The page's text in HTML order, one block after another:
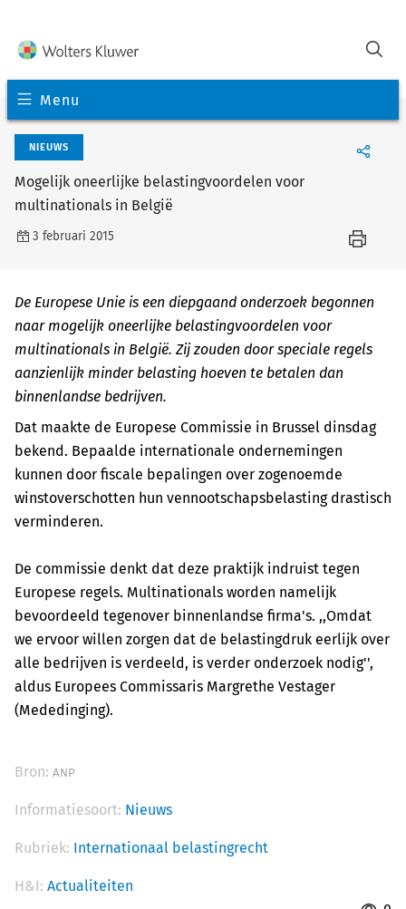
Menu
NIEUWS
Mogelijk oneerlijke belastingvoordelen voor
multinationals in België
3 februari 2015
De Europese Unie is een diepgaand onderzoek begonnen
naar mogelijk oneerlijke belastingvoordelen voor
multinationals in België. Zij zouden door speciale regels
aanzienlijk minder belasting hoeven te betalen dan
binnenlandse bedrijven.
Dat maakte de Europese Commissie in Brussel dinsdag
bekend. Bepaalde internationale ondernemingen
kunnen door fiscale bepalingen over zogenoemde
winstoverschotten hun vennootschapsbelasting drastisch
verminderen.
De commissie denkt dat deze praktijk indruist tegen
Europese regels. Multinationals worden namelijk
bevoordeeld tegenover binnenlandse firma's. ,,Omdat
we ervoor willen zorgen dat de belastingdruk eerlijk over
alle bedrijven is verdeeld, is verder onderzoek nodig'',
aldus Europees Commissaris Margrethe Vestager
(Mededinging).
Bron: ANP
Informatiesoort: Nieuws
Rubriek: Internationaal belastingrecht
H&I: Actualiteiten